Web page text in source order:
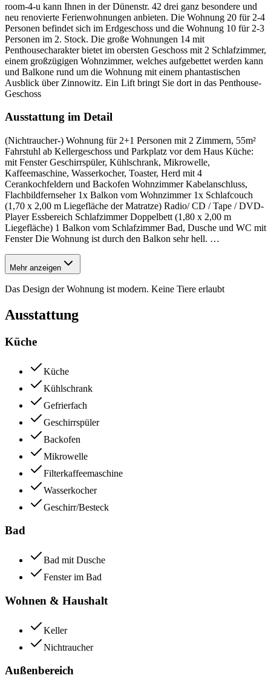
room-4-u kann Ihnen in der Dünenstr. 42 drei ganz besondere und
neu renovierte Ferienwohnungen anbieten. Die Wohnung 20 für 2-4
Personen befindet sich im Erdgeschoss und die Wohnung 10 für 2-3
Personen im 2. Stock. Die große Wohnungen 14 mit
Penthousecharakter bietet im obersten Geschoss mit 2 Schlafzimmer,
einem großzügigen Wohnzimmer, welches aufgebettet werden kann
und Balkone rund um die Wohnung mit einem phantastischen
Ausblick über Zinnowitz. Ein Lift bringt Sie dort in das Penthouse-
Geschoss
Ausstattung im Detail
(Nichtraucher-) Wohnung für 2+1 Personen mit 2 Zimmern, 55m²
Fahrstuhl ab Kellergeschoss und Parkplatz vor dem Haus Küche:
mit Fenster Geschirrspüler, Kühlschrank, Mikrowelle,
Kaffeemaschine, Wasserkocher, Toaster, Herd mit 4
Cerankochfeldern und Backofen Wohnzimmer Kabelanschluss,
Flachbildfernseher 1x Balkon vom Wohnzimmer 1x Schlafcouch
(1,70 x 2,00 m Liegefläche der Matratze) Radio/ CD / Tape / DVD-
Player Essbereich Schlafzimmer Doppelbett (1,80 x 2,00 m
Liegefläche) 1 Balkon vom Schlafzimmer Bad, Dusche und WC mit
Fenster Die Wohnung ist durch den Balkon sehr hell. …
Mehr anzeigen
Das Design der Wohnung ist modern. Keine Tiere erlaubt
Ausstattung
Küche
Küche
Kühlschrank
Gefrierfach
Geschirrspüler
Backofen
Mikrowelle
Filterkaffeemaschine
Wasserkocher
Geschirr/Besteck
Bad
Bad mit Dusche
Fenster im Bad
Wohnen & Haushalt
Keller
Nichtraucher
Außenbereich